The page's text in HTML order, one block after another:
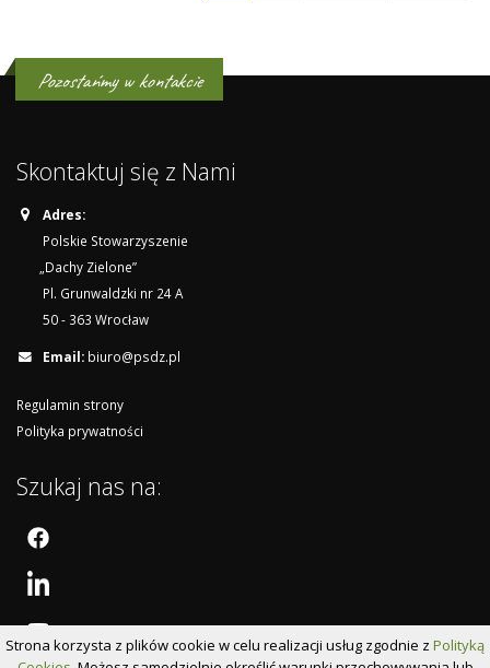
Pozostańmy w kontakcie
Skontaktuj się z Nami
Adres:
Polskie Stowarzyszenie
„Dachy Zielone”
Pl. Grunwaldzki nr 24 A
50 - 363 Wrocław
Email: biuro@psdz.pl
Regulamin strony
Polityka prywatności
Szukaj nas na:
Strona korzysta z plików cookie w celu realizacji usług zgodnie z Polityką